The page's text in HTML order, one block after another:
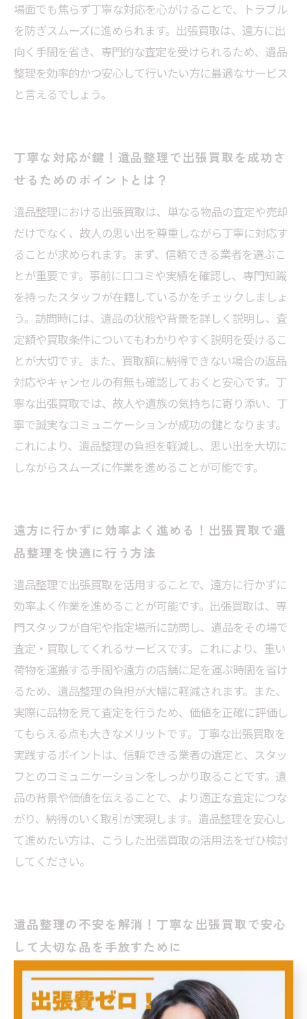
場面でも焦らず丁寧な対応を心がけることで、トラブル
を防ぎスムーズに進められます。出張買取は、遠方に出
向く手間を省き、専門的な査定を受けられるため、遺品
整理を効率的かつ安心して行いたい方に最適なサービス
と言えるでしょう。
丁寧な対応が鍵！遺品整理で出張買取を成功さ
せるためのポイントとは？
遺品整理における出張買取は、単なる物品の査定や売却
だけでなく、故人の思い出を尊重しながら丁寧に対応す
ることが求められます。まず、信頼できる業者を選ぶこ
とが重要です。事前に口コミや実績を確認し、専門知識
を持ったスタッフが在籍しているかをチェックしましょ
う。訪問時には、遺品の状態や背景を詳しく説明し、査
定額や買取条件についてもわかりやすく説明を受けるこ
とが大切です。また、買取額に納得できない場合の返品
対応やキャンセルの有無も確認しておくと安心です。丁
寧な出張買取では、故人や遺族の気持ちに寄り添い、丁
寧で誠実なコミュニケーションが成功の鍵となります。
これにより、遺品整理の負担を軽減し、思い出を大切に
しながらスムーズに作業を進めることが可能です。
遠方に行かずに効率よく進める！出張買取で遺
品整理を快適に行う方法
遺品整理で出張買取を活用することで、遠方に行かずに
効率よく作業を進めることが可能です。出張買取は、専
門スタッフが自宅や指定場所に訪問し、遺品をその場で
査定・買取してくれるサービスです。これにより、重い
荷物を運搬する手間や遠方の店舗に足を運ぶ時間を省け
るため、遺品整理の負担が大幅に軽減されます。また、
実際に品物を見て査定を行うため、価値を正確に評価し
てもらえる点も大きなメリットです。丁寧な出張買取を
実践するポイントは、信頼できる業者の選定と、スタッ
フとのコミュニケーションをしっかり取ることです。遺
品の背景や価値を伝えることで、より適正な査定につな
がり、納得のいく取引が実現します。遺品整理を安心し
て進めたい方は、こうした出張買取の活用法をぜひ検討
してください。
遺品整理の不安を解消！丁寧な出張買取で安心
して大切な品を手放すために
遺品整理は故人の思い出が詰まった品々を扱うため、慎
重かつ丁寧な対応が求められます。近年注目されている